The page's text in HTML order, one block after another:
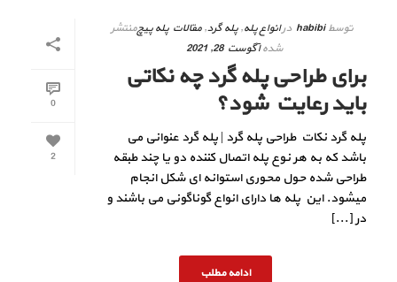
0
2
توسط habibi درانواع پله,پله گرد,مقالات پله پیچمنتشر
شدهآگوست 28, 2021
برای طراحی پله‌ گرد چه نکاتی
باید رعایت شود؟
پله گرد نکات طراحی پله‌ گرد | پله گرد عنوانی می
باشد که به هر نوع پله اتصال کننده دو یا چند طبقه
طراحی شده حول محوری استوانه ای شکل انجام
میشود. این پله ها دارای انواع گوناگونی می باشند و
در [...]
ادامه مطلب